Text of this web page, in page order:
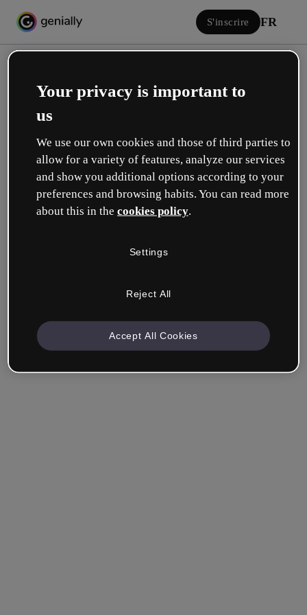
S'inscrire FR
Se connecter
Connectez-vous avec Google
Se souvenir de moi Vous avez oublié votre mot de passe ?
Your privacy is important to
us
We use our own cookies and those of third parties to
allow for a variety of features, analyze our services
and show you additional options according to your
preferences and browsing habits. You can read more
about this in the cookies policy.
Settings
Reject All
Accept All Cookies